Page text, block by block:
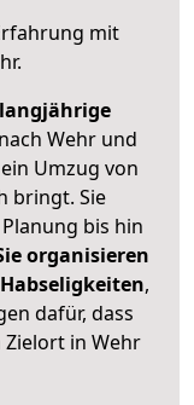
mit
.
langjährige
Wehr und
Umzug von
bringt. Sie
bis hin
organisieren
,
dafür, dass
in Wehr